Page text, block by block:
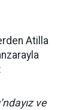
Atilla
ve